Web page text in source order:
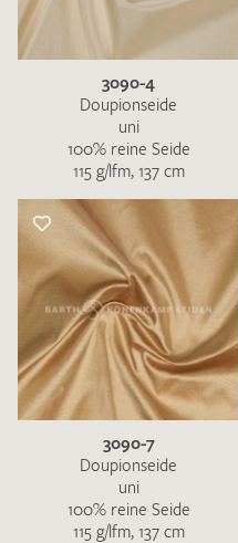
3090-4
Doupionseide
uni
100% reine Seide
115 g/lfm, 137 cm
3090-7
Doupionseide
uni
100% reine Seide
115 g/lfm, 137 cm